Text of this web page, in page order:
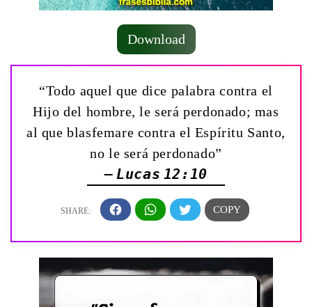
Download
“Todo aquel que dice palabra contra el
Hijo del hombre, le será perdonado; mas
al que blasfemare contra el Espíritu Santo,
no le será perdonado”
— Lucas 12:10